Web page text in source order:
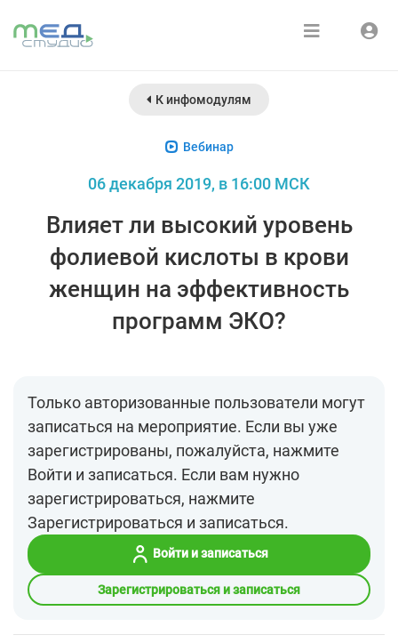
Курсы
Медиатека
Зарегистрироваться
К инфомодулям
Вебинар
06 декабря 2019, в 16:00 МСК
Влияет ли высокий уровень
фолиевой кислоты в крови
женщин на эффективность
программ ЭКО?
Только авторизованные пользователи могут
записаться на мероприятие. Если вы уже
зарегистрированы, пожалуйста, нажмите
Войти и записаться. Если вам нужно
зарегистрироваться, нажмите
Зарегистрироваться и записаться.
Войти и записаться
Зарегистрироваться и записаться